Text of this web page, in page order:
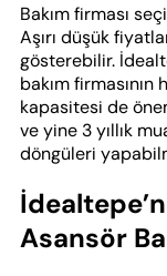
Bakım firması
Aşırı düşük
gösterebilir.
bakım firmasının
kapasitesi de
ve yine 3 yıllık
döngüleri
Asansör